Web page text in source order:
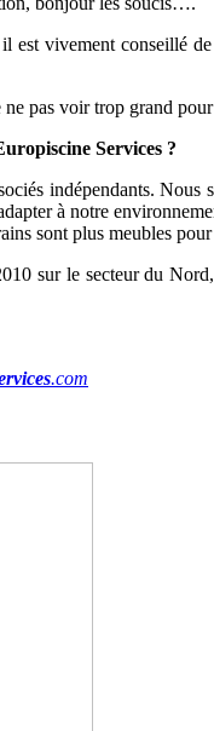
est vivement conseillé
pas voir trop grand
Services ?
indépendants.
à notre
sont plus meubles
sur le secteur du
.com